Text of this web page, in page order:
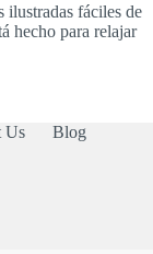
ilustradas fáciles de
hecho para relajar
Us
Blog